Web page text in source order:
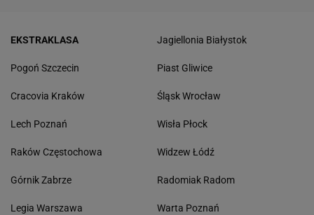
EKSTRAKLASA
Pogoń Szczecin
Cracovia Kraków
Lech Poznań
Raków Częstochowa
Górnik Zabrze
Legia Warszawa
Jagiellonia Białystok
Piast Gliwice
Śląsk Wrocław
Wisła Płock
Widzew Łódź
Radomiak Radom
Warta Poznań